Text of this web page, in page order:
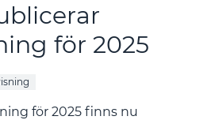
för 2025
för 2025 finns nu